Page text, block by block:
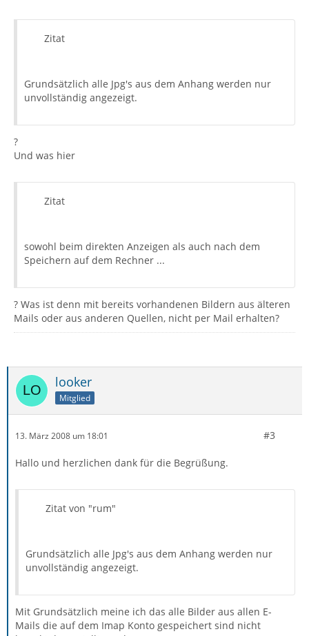
Zitat
Grundsätzlich alle Jpg's aus dem Anhang werden nur
unvollständig angezeigt.
?
Und was hier
Zitat
sowohl beim direkten Anzeigen als auch nach dem
Speichern auf dem Rechner ...
? Was ist denn mit bereits vorhandenen Bildern aus älteren
Mails oder aus anderen Quellen, nicht per Mail erhalten?
looker
Mitglied
13. März 2008 um 18:01 #3
Hallo und herzlichen dank für die Begrüßung.
Zitat von "rum"
Grundsätzlich alle Jpg's aus dem Anhang werden nur
unvollständig angezeigt.
Mit Grundsätzlich meine ich das alle Bilder aus allen E-
Mails die auf dem Imap Konto gespeichert sind nicht